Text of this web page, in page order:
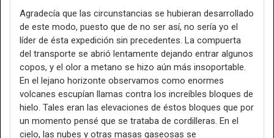
Agradecía que las circunstancias se hubieran desarrollado
de este modo, puesto que de no ser así, no sería yo el
líder de ésta expedición sin precedentes. La compuerta
del transporte se abrió lentamente dejando entrar algunos
copos, y el olor a metano se hizo aún más insoportable.
En el lejano horizonte observamos como enormes
volcanes escupían llamas contra los increíbles bloques de
hielo. Tales eran las elevaciones de éstos bloques que por
un momento pensé que se trataba de cordilleras. En el
cielo, las nubes y otras masas gaseosas se